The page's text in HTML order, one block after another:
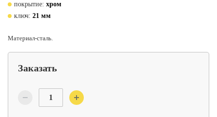
покрытие: хром
ключ: 21 мм
Материал-сталь.
Заказать